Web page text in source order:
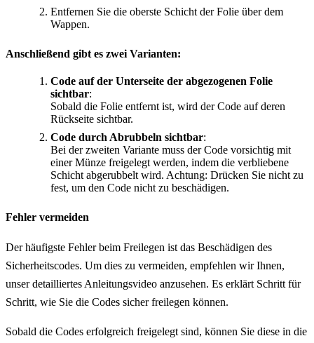
Entfernen Sie die oberste Schicht der Folie über dem
Wappen.
Anschließend gibt es zwei Varianten:
Code auf der Unterseite der abgezogenen Folie
sichtbar:
Sobald die Folie entfernt ist, wird der Code auf deren
Rückseite sichtbar.
Code durch Abrubbeln sichtbar:
Bei der zweiten Variante muss der Code vorsichtig mit
einer Münze freigelegt werden, indem die verbliebene
Schicht abgerubbelt wird. Achtung: Drücken Sie nicht zu
fest, um den Code nicht zu beschädigen.
Fehler vermeiden
Der häufigste Fehler beim Freilegen ist das Beschädigen des
Sicherheitscodes. Um dies zu vermeiden, empfehlen wir Ihnen,
unser detailliertes Anleitungsvideo anzusehen. Es erklärt Schritt für
Schritt, wie Sie die Codes sicher freilegen können.
Sobald die Codes erfolgreich freigelegt sind, können Sie diese in die